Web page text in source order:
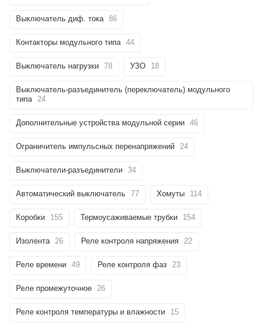
Выключатель диф. тока 86
Контакторы модульного типа 44
Выключатель нагрузки 78 УЗО 18
Выключатель-разъединитель (переключатель) модульного
типа 24
Дополнительные устройства модульной серии 46
Ограничитель импульсных перенапряжений 24
Выключатели-разъединители 34
Автоматический выключатель 77 Хомуты 114
Коробки 155 Термоусаживаемые трубки 154
Изолента 26 Реле контроля напряжения 22
Реле времени 49 Реле контроля фаз 23
Реле промежуточное 26
Реле контроля температуры и влажности 15